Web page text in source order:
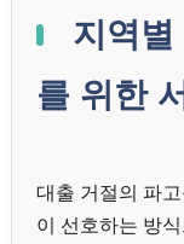
지역
를 위한
대출 거절의 파
이 선호하는 방